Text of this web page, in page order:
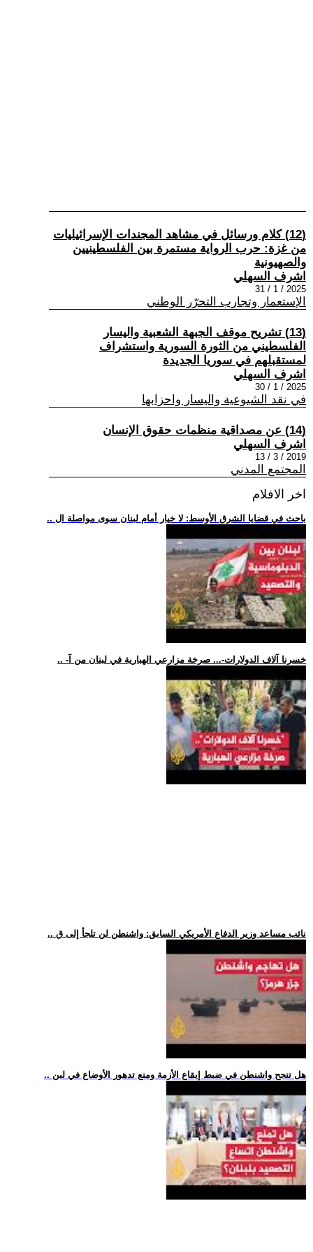
(12) كلام ورسائل في مشاهد المجندات الإسرائيليات
من غزة: حرب الرواية مستمرة بين الفلسطينيين
والصهيونية
اشرف السهلي
2025 / 1 / 31
الإستعمار وتجارب التحرّر الوطني
(13) تشريح موقف الجبهة الشعبية واليسار
الفلسطيني من الثورة السورية واستشراف
لمستقبلهم في سوريا الجديدة
اشرف السهلي
2025 / 1 / 30
في نقد الشيوعية واليسار واحزابها
(14) عن مصداقية منظمات حقوق الإنسان
اشرف السهلي
2019 / 3 / 13
المجتمع المدني
اخر الافلام
.. باحث في قضايا الشرق الأوسط: لا خيار أمام لبنان سوى مواصلة ال
.. -خسرنا آلاف الدولارات-... صرخة مزارعي الهبارية في لبنان من آ
.. نائب مساعد وزير الدفاع الأمريكي السابق: واشنطن لن تلجأ إلى ق
.. هل تنجح واشنطن في ضبط إيقاع الأزمة ومنع تدهور الأوضاع في لبن